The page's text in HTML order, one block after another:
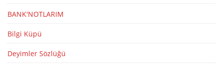
BANK'NOTLARIM
Bilgi Küpü
Deyimler Sözlüğü